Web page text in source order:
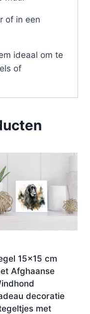
of in een
ideaal om te
of
15×15 cm
Afghaanse
decoratie
tegeltjes met